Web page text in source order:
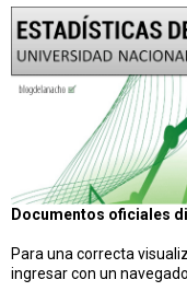
Documentos oficiales
Para una correcta
ingresar con un